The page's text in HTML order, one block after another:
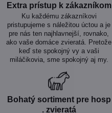
Extra prístup k zákazníkom
Ku každému zákazníkovi
pristupujeme s náležitou úctou a je
pre nás ten najhlavnejší, rovnako,
ako vaše domáce zvieratá. Pretože
keď ste spokojný vy a vaši
miláčikovia, sme spokojný aj my.
Bohatý sortiment pre hosp​
. zvieratá